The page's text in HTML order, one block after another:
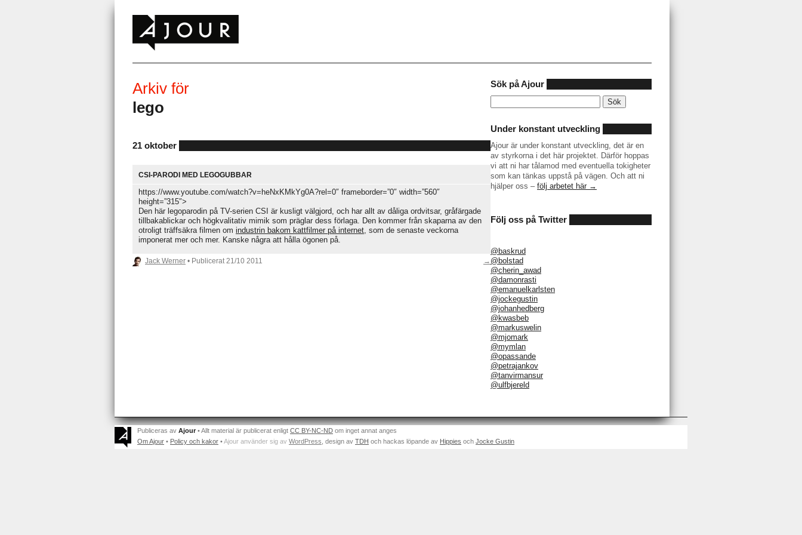
Arkiv för
lego
21 oktober
CSI-PARODI MED LEGOGUBBAR
https://www.youtube.com/watch?v=heNxKMkYg0A?rel=0″ frameborder=”0″ width=”560″
height=”315″>
Den här legoparodin på TV-serien CSI är kusligt välgjord, och har allt av dåliga ordvitsar, gråfärgade
tillbakablickar och högkvalitativ mimik som präglar dess förlaga. Den kommer från skaparna av den
otroligt träffsäkra filmen om industrin bakom kattfilmer på internet , som de senaste veckorna
imponerat mer och mer. Kanske några att hålla ögonen på.
→
Jack Werner • Publicerat 21/10 2011
Sök på Ajour
efter:
Under konstant utveckling
Ajour är under konstant utveckling, det är en
av styrkorna i det här projektet. Därför hoppas
vi att ni har tålamod med eventuella tokigheter
som kan tänkas uppstå på vägen. Och att ni
hjälper oss – följ arbetet här →
Följ oss på Twitter
@baskrud
@bolstad
@cherin_awad
@damonrasti
@emanuelkarlsten
@jockegustin
@johanhedberg
@kwasbeb
@markuswelin
@mjomark
@mymlan
@opassande
@petrajankov
@tanvirmansur
@ulfbjereld
Publiceras av Ajour • Allt material är publicerat enligt CC BY-NC-ND om inget annat anges
Om Ajour • Policy och kakor •Ajour använder sig av WordPress , design av TDH och hackas löpande av Hippies och Jocke Gustin